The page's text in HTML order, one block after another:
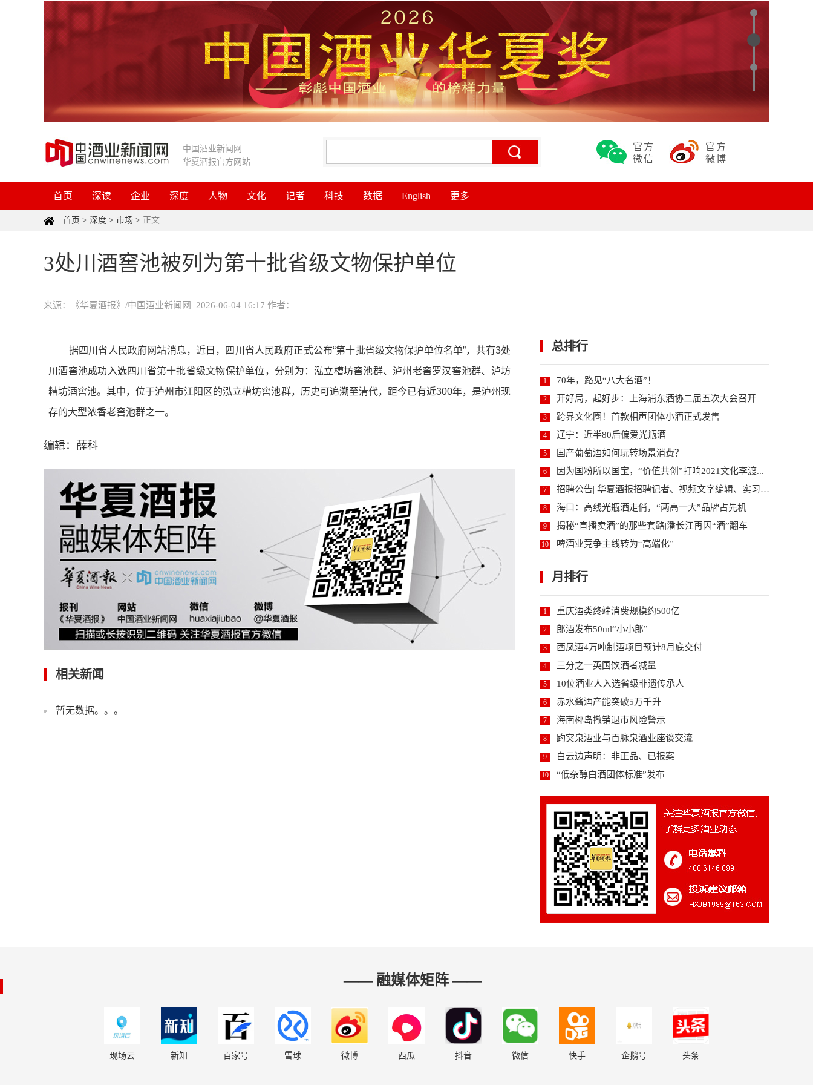
中国酒业新闻网
华夏酒报官方网站
官方
微信
官方
微博
首页 深读 企业 深度 人物 文化 记者 科技 数据 English 更多+
首页 > 深度 > 市场 > 正文
3处川酒窖池被列为第十批省级文物保护单位
来源：《华夏酒报》/中国酒业新闻网 2026-06-04 16:17 作者：
据四川省人民政府网站消息，近日，四川省人民政府正式公布“第十批省级文物保护单位名单”，共有3处
川酒窖池成功入选四川省第十批省级文物保护单位，分别为：泓立槽坊窖池群、泸州老窖罗汉窖池群、泸坊
糟坊酒窖池。其中，位于泸州市江阳区的泓立槽坊窖池群，历史可追溯至清代，距今已有近300年，是泸州现
存的大型浓香老窖池群之一。
编辑：薛科
相关新闻
暂无数据。。。
总排行
1 70年，路见“八大名酒”！
2 开好局，起好步：上海浦东酒协二届五次大会召开
3 跨界文化圈！首款相声团体小酒正式发售
4 辽宁：近半80后偏爱光瓶酒
5 国产葡萄酒如何玩转场景消费？
6 因为国粉所以国宝，“价值共创”打响2021文化李渡...
7 招聘公告| 华夏酒报招聘记者、视频文字编辑、实习编...
8 海口：高线光瓶酒走俏，“两高一大”品牌占先机
9 揭秘“直播卖酒”的那些套路|潘长江再因“酒”翻车
10 啤酒业竞争主线转为“高端化”
月排行
1 重庆酒类终端消费规模约500亿
2 郎酒发布50ml“小小郎”
3 西凤酒4万吨制酒项目预计8月底交付
4 三分之一英国饮酒者减量
5 10位酒业人入选省级非遗传承人
6 赤水酱酒产能突破5万千升
7 海南椰岛撤销退市风险警示
8 趵突泉酒业与百脉泉酒业座谈交流
9 白云边声明：非正品、已报案
10 “低杂醇白酒团体标准”发布
—— 融媒体矩阵 ——
现场云 新知 百家号 雪球 微博 西瓜 抖音 微信 快手 企鹅号 头条